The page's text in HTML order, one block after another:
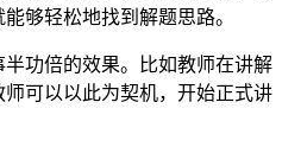
够轻松地找到解题思路。
功倍的效果。比如教师在讲解
可以以此为契机，开始正式讲